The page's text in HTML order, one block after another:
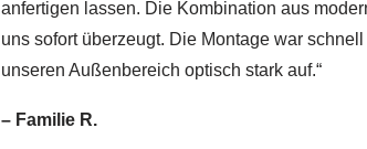
anfertigen lassen. Die Kombination aus
uns sofort überzeugt. Die Montage war
unseren Außenbereich optisch stark auf.“
– Familie R.